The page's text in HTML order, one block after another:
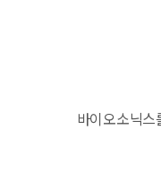
바이오소닉